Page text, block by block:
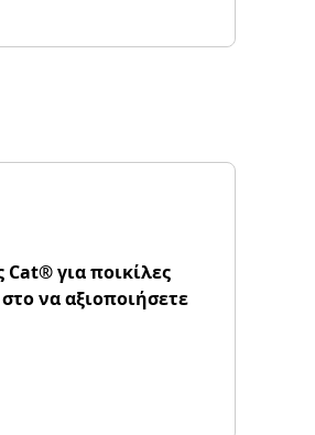
Cat® για ποικίλες
να αξιοποιήσετε